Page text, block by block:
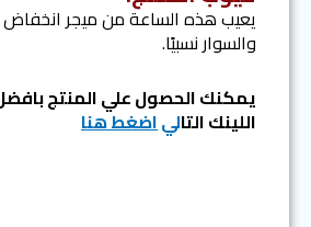
يعيب هذه الساعة من ميجر انخفاض
والسوار نسبيًا.
يمكنك الحصول علي المنتج
اللينك التالياضغط هنا